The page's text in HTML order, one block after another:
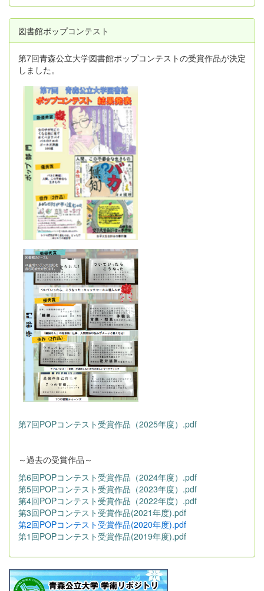
図書館ポップコンテスト
第7回青森公立大学図書館ポップコンテストの受賞作品が決定
しました。
第7回POPコンテスト受賞作品（2025年度）.pdf
～過去の受賞作品～
第6回POPコンテスト受賞作品（2024年度）.pdf
第5回POPコンテスト受賞作品（2023年度）.pdf
第4回POPコンテスト受賞作品（2022年度）.pdf
第3回POPコンテスト受賞作品(2021年度).pdf
第2回POPコンテスト受賞作品(2020年度).pdf
第1回POPコンテスト受賞作品(2019年度).pdf